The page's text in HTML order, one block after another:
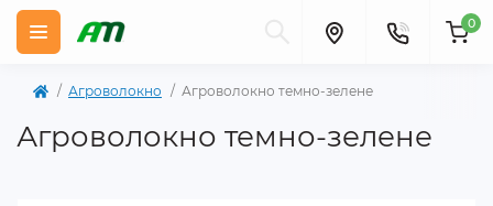
0
Агроволокно Агроволокно темно-зелене
Агроволокно темно-зелене